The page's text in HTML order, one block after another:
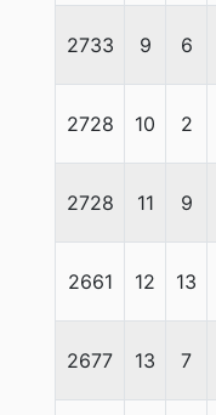
2733 9 6
2728 10 2
2728 11 9
2661 12 13
2677 13 7